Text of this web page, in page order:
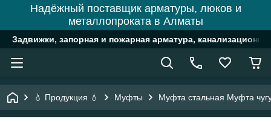
Надёжный поставщик арматуры, люков и
металлопроката в Алматы
Задвижки, запорная и пожарная арматура,
💧 Продукция 💧 Муфты Муфта стальная Муфта